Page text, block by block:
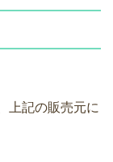
上記の販売元に